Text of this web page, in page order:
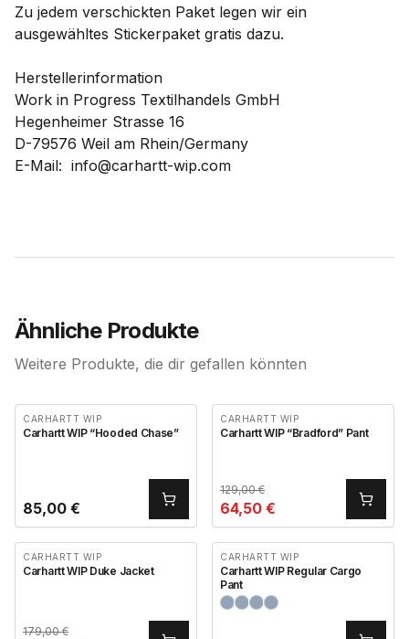
Zu jedem verschickten Paket legen wir ein
ausgewähltes Stickerpaket gratis dazu.
Herstellerinformation
Work in Progress Textilhandels GmbH
Hegenheimer Strasse 16
D-79576 Weil am Rhein/Germany
E-Mail: info@carhartt-wip.com
Ähnliche Produkte
Weitere Produkte, die dir gefallen könnten
CARHARTT WIP
Carhartt WIP “Hooded Chase”
85,00 €
CARHARTT WIP
Carhartt WIP “Bradford” Pant
129,00€
64,50 €
CARHARTT WIP
Carhartt WIP Duke Jacket
179,00€
CARHARTT WIP
Carhartt WIP Regular Cargo
Pant